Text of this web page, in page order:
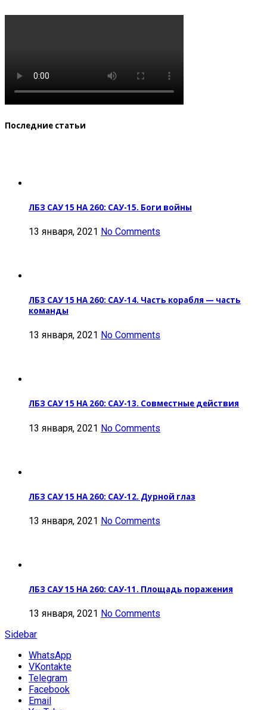
Последние статьи
ЛБЗ САУ 15 НА 260: САУ-15. Боги войны
13 января, 2021 No Comments
ЛБЗ САУ 15 НА 260: САУ-14. Часть корабля — часть
команды
13 января, 2021 No Comments
ЛБЗ САУ 15 НА 260: САУ-13. Совместные действия
13 января, 2021 No Comments
ЛБЗ САУ 15 НА 260: САУ-12. Дурной глаз
13 января, 2021 No Comments
ЛБЗ САУ 15 НА 260: САУ-11. Площадь поражения
13 января, 2021 No Comments
Sidebar
WhatsApp
VKontakte
Telegram
Facebook
Email